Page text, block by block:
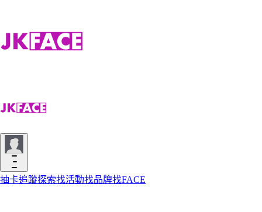
抽卡追蹤探索找活動找品牌找FACE